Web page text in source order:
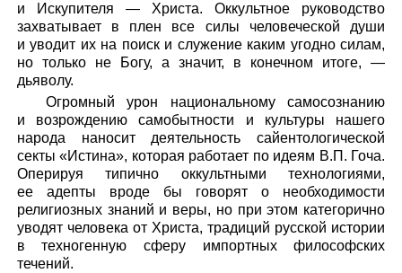
и Искупителя — Христа. Оккультное руководство
захватывает в плен все силы человеческой души
и уводит их на поиск и служение каким угодно силам,
но только не Богу, а значит, в конечном итоге, —
дьяволу.
Огромный урон национальному самосознанию
и возрождению самобытности и культуры нашего
народа наносит деятельность сайентологической
секты «Истина», которая работает по идеям В.П. Гоча.
Оперируя типично оккультными технологиями,
ее адепты вроде бы говорят о необходимости
религиозных знаний и веры, но при этом категорично
уводят человека от Христа, традиций русской истории
в техногенную сферу импортных философских
течений.